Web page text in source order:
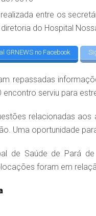
entre os
do Hospital
GRNEWS no Facebook
repassadas
encontro serviu para
relacionadas
Uma oportunidade
de Saúde de Pará
foram em